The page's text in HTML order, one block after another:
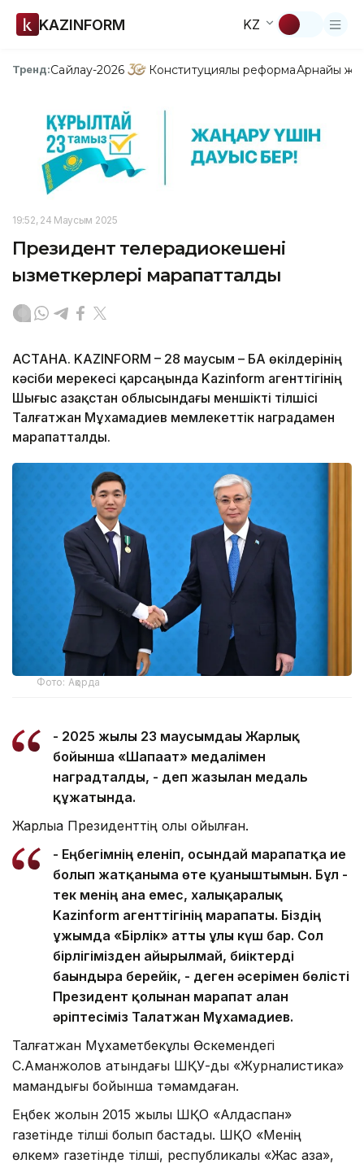
KAZINFORM KZ
Тренд:Сайлау-2026 Конституциялық реформаАрнайы
19:52, 24 Маусым 2025
Президент телерадиокешені
қызметкерлері марапатталды
АСТАНА. KAZINFORM – 28 маусым – БАҚ өкілдерінің
кәсіби мерекесі қарсаңында Kazinform агенттігінің
Шығыс Қазақстан облысындағы меншікті тілшісі
Талғатжан Мұхамадиев мемлекеттік наградамен
марапатталды.
Фото: Ақорда
- 2025 жылғы 23 маусымдағы Жарлық
бойынша «Шапағат» медалімен
наградталды, - деп жазылған медаль
құжатында.
Жарлыққа Президенттің қолы қойылған.
- Еңбегімнің еленіп, осындай марапатқа ие
болып жатқаныма өте қуаныштымын. Бұл -
тек менің ғана емес, халықаралық
Kazinform агенттігінің марапаты. Біздің
ұжымда «Бірлік» атты ұлы күш бар. Сол
бірлігімізден айырылмай, биіктерді
бағындыра берейік, - деген әсерімен бөлісті
Президент қолынан марапат алған
әріптесіміз Талғатжан Мұхамадиев.
Талғатжан Мұхаметбекұлы Өскемендегі
С.Аманжолов атындағы ШҚУ-ды «Журналистика»
мамандығы бойынша тәмамдаған.
Еңбек жолын 2015 жылы ШҚО «Алдаспан»
газетінде тілші болып бастады. ШҚО «Менің
өлкем» газетінде тілші, республикалық «Жас қазақ»,